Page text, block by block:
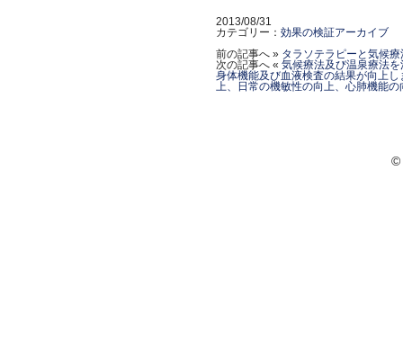
2013/08/31
カテゴリー： 効果の検証アーカイブ
前の記事へ » タラソテラピーと気候
次の記事へ « 気候療法及び温泉療法
身体機能及び血液検査の結果が向上
上、日常の機敏性の向上、心肺機能
©